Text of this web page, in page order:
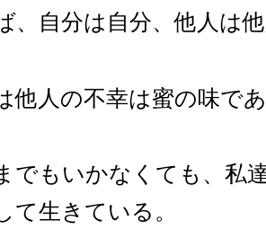
、自分は自分、他人は
他人の不幸は蜜の味で
でもいかなくても、私
て生きている。